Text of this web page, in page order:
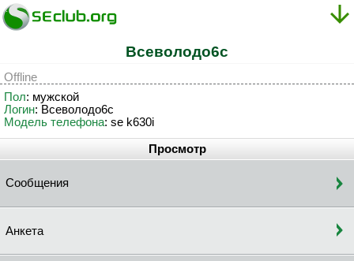
Bceвoлoдo6c
Offline
Пол: мужской
Логин: Bceвoлoдo6c
Модель телефона: se k630i
Просмотр
Сообщения
Анкета